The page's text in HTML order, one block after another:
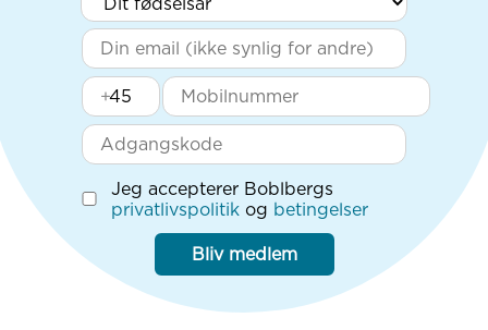
+
Jeg accepterer Boblbergs
privatlivspolitik og betingelser
Bliv medlem